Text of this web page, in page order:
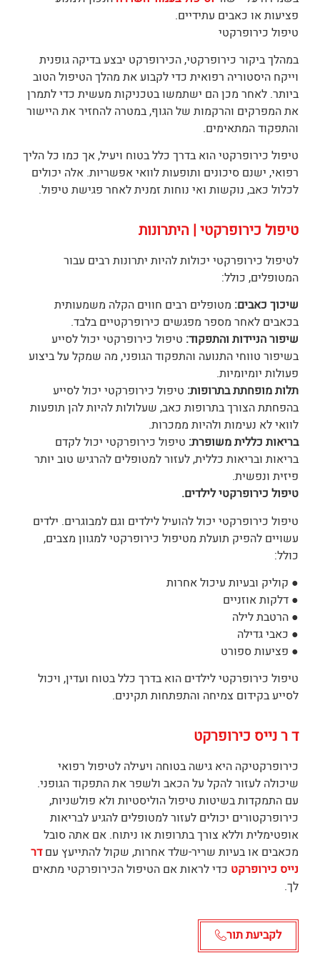
פציעות או כאבים עתידיים.
טיפול כירופרקטי
במהלך ביקור כירופרקטי, הכירופרקט יבצע בדיקה גופנית
וייקח היסטוריה רפואית כדי לקבוע את מהלך הטיפול הטוב
ביותר. לאחר מכן הם ישתמשו בטכניקות מעשית כדי לתמרן
את המפרקים והרקמות של הגוף, במטרה להחזיר את היישור
והתפקוד המתאימים.
טיפול כירופרקטי הוא בדרך כלל בטוח ויעיל, אך כמו כל הליך
רפואי, ישנם סיכונים ותופעות לוואי אפשריות. אלה יכולים
לכלול כאב, נוקשות ואי נוחות זמנית לאחר פגישת טיפול.
טיפול כירופרקטי | היתרונות
לטיפול כירופרקטי יכולות להיות יתרונות רבים עבור
המטופלים, כולל:
שיכוך כאבים: מטופלים רבים חווים הקלה משמעותית
בכאבים לאחר מספר מפגשים כירופרקטיים בלבד.
שיפור הניידות והתפקוד: טיפול כירופרקטי יכול לסייע
בשיפור טווחי התנועה והתפקוד הגופני, מה שמקל על ביצוע
פעולות יומיומיות.
תלות מופחתת בתרופות: טיפול כירופרקטי יכול לסייע
בהפחתת הצורך בתרופות כאב, שעלולות להיות להן תופעות
לוואי לא נעימות ולהיות ממכרות.
בריאות כללית משופרת: טיפול כירופרקטי יכול לקדם
בריאות ובריאות כללית, לעזור למטופלים להרגיש טוב יותר
פיזית ונפשית.
טיפול כירופרקטי לילדים.
טיפול כירופרקטי יכול להועיל לילדים וגם למבוגרים. ילדים
עשויים להפיק תועלת מטיפול כירופרקטי למגוון מצבים,
כולל:
● קוליק ובעיות עיכול אחרות
● דלקות אוזניים
● הרטבת לילה
● כאבי גדילה
● פציעות ספורט
טיפול כירופרקטי לילדים הוא בדרך כלל בטוח ועדין, ויכול
לסייע בקידום צמיחה והתפתחות תקינים.
ד ר נייס כירופרקט
כירופרקטיקה היא גישה בטוחה ויעילה לטיפול רפואי
שיכולה לעזור להקל על הכאב ולשפר את התפקוד הגופני.
עם התמקדות בשיטות טיפול הוליסטיות ולא פולשניות,
כירופרקטורים יכולים לעזור למטופלים להגיע לבריאות
אופטימלית וללא צורך בתרופות או ניתוח. אם אתה סובל
מכאבים או בעיות שריר-שלד אחרות, שקול להתייעץ עםדר
נייס כירופרקט כדי לראות אם הטיפול הכירופרקטי מתאים
לך.
לקביעת תור